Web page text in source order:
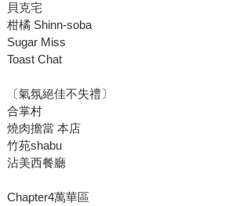
貝克宅
柑橘 Shinn-soba
Sugar Miss
Toast Chat
〔氣氛絕佳不失禮〕
合掌村
燒肉擔當 本店
竹苑shabu
沾美西餐廳
Chapter4萬華區